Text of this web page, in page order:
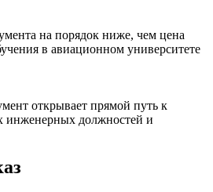
на порядок ниже, чем цена
в авиационном университете
открывает прямой путь к
инженерных должностей и